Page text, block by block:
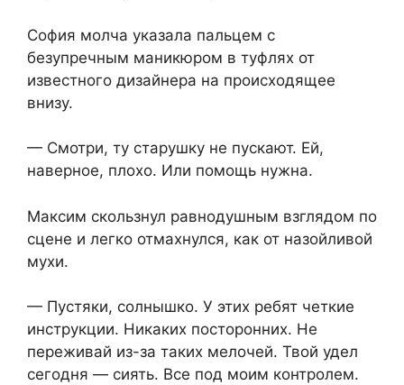
София молча указала пальцем с
безупречным маникюром в туфлях от
известного дизайнера на происходящее
внизу.
— Смотри, ту старушку не пускают. Ей,
наверное, плохо. Или помощь нужна.
Максим скользнул равнодушным взглядом по
сцене и легко отмахнулся, как от назойливой
мухи.
— Пустяки, солнышко. У этих ребят четкие
инструкции. Никаких посторонних. Не
переживай из-за таких мелочей. Твой удел
сегодня — сиять. Все под моим контролем.